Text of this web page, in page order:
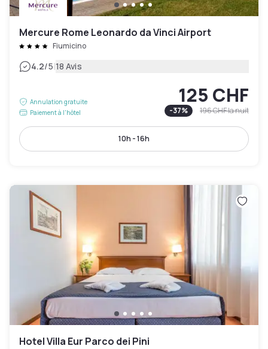
Mercure Rome Leonardo da Vinci Airport
Fiumicino
4.2/5|18 Avis
Annulation gratuite
Paiement à l'hôtel
125 CHF
-37% 196 CHFla nuit
10h - 16h
Hotel Villa Eur Parco dei Pini